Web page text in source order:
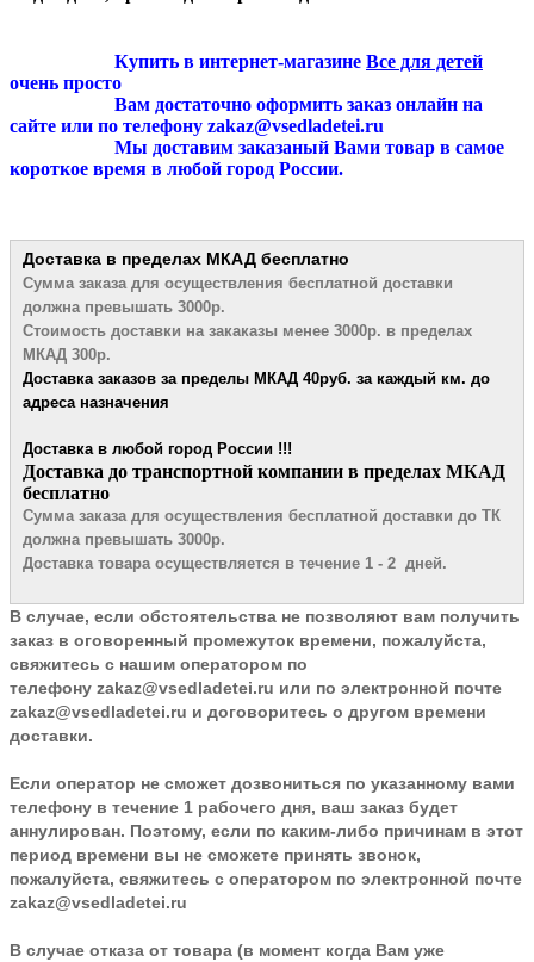
Купить в интернет-магазине Все для детей
очень просто
Вам достаточно оформить заказ онлайн на
сайте или по телефону zakaz@vsedladetei.ru
Мы доставим заказаный Вами товар в самое
короткое время в любой город России.
Доставка в пределах МКАД бесплатно
Сумма заказа для осуществления бесплатной доставки
должна превышать 3000р.
Стоимость доставки на закаказы менее 3000р. в пределах
МКАД 300р.
Доставка заказов за пределы МКАД 40руб. за каждый км. до
адреса назначения
Доставка в любой город России !!!
​Доставка до транспортной компании в пределах МКАД
бесплатно
Сумма заказа для осуществления бесплатной доставки до ТК
должна превышать 3000р.
Доставка товара осуществляется в течение 1 - 2 дней.
В случае, если обстоятельства не позволяют вам получить
заказ в оговоренный промежуток времени, пожалуйста,
свяжитесь с нашим оператором по
телефону zakaz@vsedladetei.ru или по электронной почте
zakaz@vsedladetei.ru и договоритесь о другом времени
доставки.
Если оператор не сможет дозвониться по указанному вами
телефону в течение 1 рабочего дня, ваш заказ будет
аннулирован. Поэтому, если по каким-либо причинам в этот
период времени вы не сможете принять звонок,
пожалуйста, свяжитесь с оператором по электронной почте
zakaz@vsedladetei.ru
В случае отказа от товара (в момент когда Вам уже